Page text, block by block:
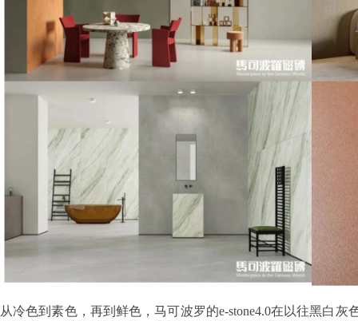
从冷色到素色，再到鲜色，马可波罗的e-stone4.0在以往黑白